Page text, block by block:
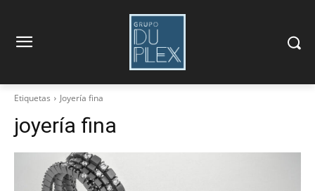
Etiquetas Joyería fina
joyería fina